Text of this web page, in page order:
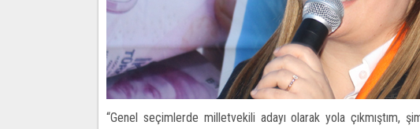
“Genel seçimlerde milletvekili adayı olarak yola çıkmıştım,